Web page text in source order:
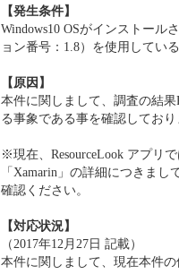
【発生条件】
Windows10 OSがインストール
ョン番号：1.8）を使用してい
【原因】
本件に関しまして、調査の結
る事象である事を確認しており
※現在、ResourceLook アプリ
「Xamarin」の詳細につきまし
確認ください。
【対応状況】
（2017年12月27日 記載）
本件に関しまして、現在本件